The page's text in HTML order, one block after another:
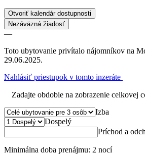
Otvoriť kalendár dostupnosti
Nezáväzná žiadosť
—
Toto ubytovanie privítalo nájomníkov na
29.06.2025.
Nahlásiť priestupok v tomto inzeráte
Zadajte obdobie na zobrazenie celkovej
Izba
Dospelý
Príchod a
Minimálna doba prenájmu: 2 nocí